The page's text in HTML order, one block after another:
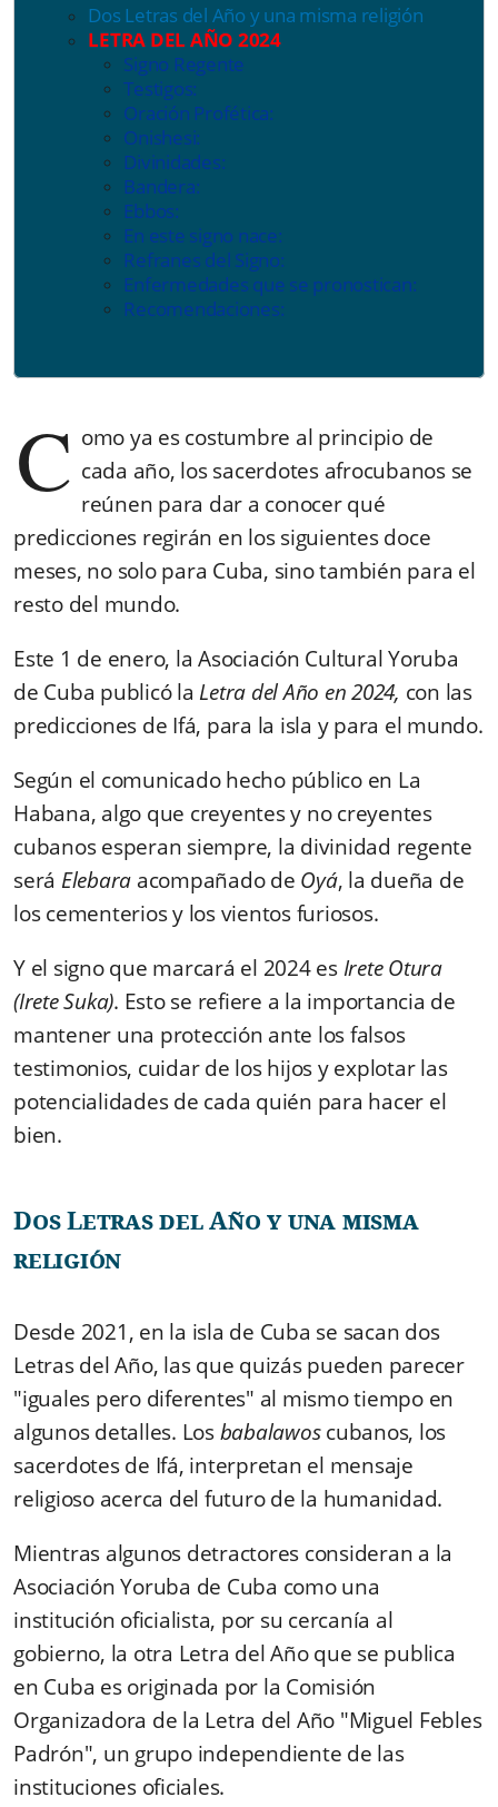
Dos Letras del Año y una misma religión
LETRA DEL AÑO 2024
Signo Regente
Testigos:
Oración Profética:
Onishesi:
Divinidades:
Bandera:
Ebbos:
En este signo nace:
Refranes del Signo:
Enfermedades que se pronostican:
Recomendaciones:
C omo ya es costumbre al principio de
cada año, los sacerdotes afrocubanos se
reúnen para dar a conocer qué
predicciones regirán en los siguientes doce
meses, no solo para Cuba, sino también para el
resto del mundo.
Este 1 de enero, la Asociación Cultural Yoruba
de Cuba publicó la Letra del Año en 2024, con las
predicciones de Ifá, para la isla y para el mundo.
Según el comunicado hecho público en La
Habana, algo que creyentes y no creyentes
cubanos esperan siempre, la divinidad regente
será Elebara acompañado de Oyá, la dueña de
los cementerios y los vientos furiosos.
Y el signo que marcará el 2024 es Irete Otura
(Irete Suka). Esto se refiere a la importancia de
mantener una protección ante los falsos
testimonios, cuidar de los hijos y explotar las
potencialidades de cada quién para hacer el
bien.
Dos Letras del Año y una misma
religión
Desde 2021, en la isla de Cuba se sacan dos
Letras del Año, las que quizás pueden parecer
"iguales pero diferentes" al mismo tiempo en
algunos detalles. Losbabalawoscubanos, los
sacerdotes de Ifá, interpretan el mensaje
religioso acerca del futuro de la humanidad.
Mientras algunos detractores consideran a la
Asociación Yoruba de Cuba como una
institución oficialista, por su cercanía al
gobierno, la otra Letra del Año que se publica
en Cuba es originada por la Comisión
Organizadora de la Letra del Año "Miguel Febles
Padrón", un grupo independiente de las
instituciones oficiales.